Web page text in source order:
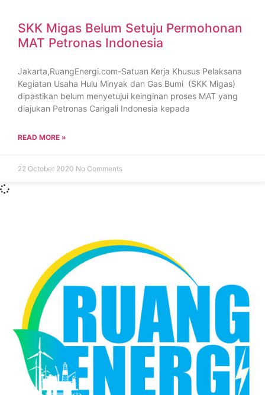
SKK Migas Belum Setuju Permohonan
MAT Petronas Indonesia
Jakarta,RuangEnergi.com-Satuan Kerja Khusus Pelaksana
Kegiatan Usaha Hulu Minyak dan Gas Bumi (SKK Migas)
dipastikan belum menyetujui keinginan proses MAT yang
diajukan Petronas Carigali Indonesia kepada
READ MORE »
22 October 2020 No Comments